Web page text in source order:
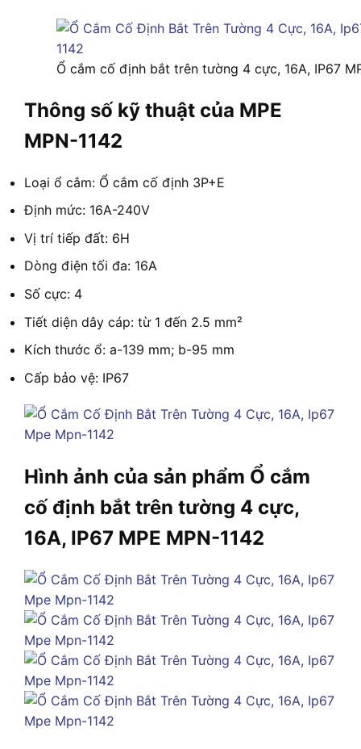
Ổ cắm cố định bắt trên tường 4 cực, 16A, IP67
Thông số kỹ thuật của MPE
MPN-1142
Loại ổ cắm: Ổ cắm cố định 3P+E
Định mức: 16A-240V
Vị trí tiếp đất: 6H
Dòng điện tối đa: 16A
Số cực: 4
Tiết diện dây cáp: từ 1 đến 2.5 mm²
Kích thước ổ: a-139 mm; b-95 mm
Cấp bảo vệ: IP67
Hình ảnh của sản phẩm Ổ cắm
cố định bắt trên tường 4 cực,
16A, IP67 MPE MPN-1142